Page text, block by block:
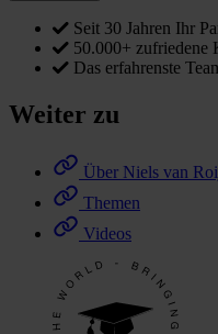
Seit 30 Jahren Ihr
50.000+ zufriedene
Das erfahrenste
Weiter zu
Über Niels van
Themen
Videos